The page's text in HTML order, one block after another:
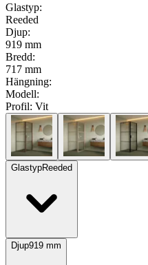
Glastyp:
Reeded
Djup:
919 mm
Bredd:
717 mm
Hängning:
Modell:
Profil: Vit
GlastypReeded
Djup919 mm